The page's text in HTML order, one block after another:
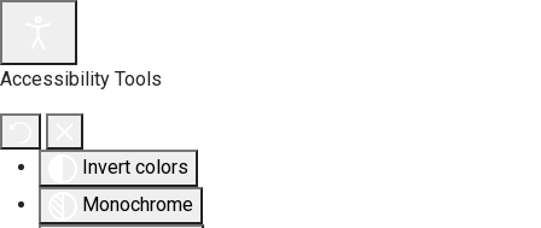
Accessibility Tools
Invert colors
Monochrome